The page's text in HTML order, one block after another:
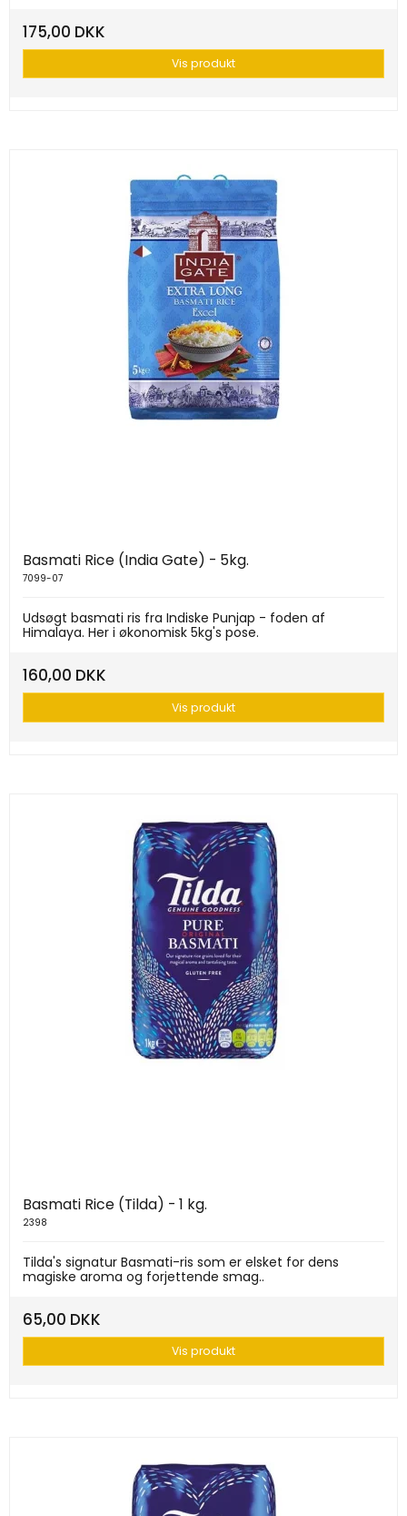
175,00 DKK
Vis produkt
Basmati Rice (India Gate) - 5kg.
7099-07
Udsøgt basmati ris fra Indiske Punjap - foden af
Himalaya. Her i økonomisk 5kg's pose.
160,00 DKK
Vis produkt
Basmati Rice (Tilda) - 1 kg.
2398
Tilda's signatur Basmati-ris som er elsket for dens
magiske aroma og forjettende smag..
65,00 DKK
Vis produkt